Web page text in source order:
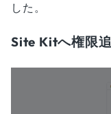
した。
Site Kitへ権限